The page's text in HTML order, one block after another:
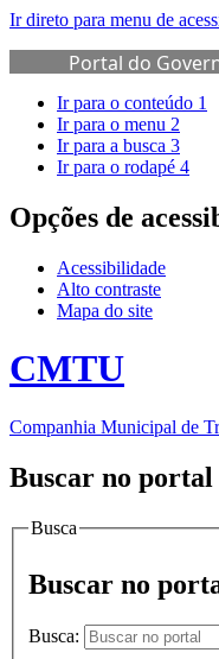
Ir direto para menu de
Portal do
de Governo
Ir para o conteúdo 1
Ir para o menu 2
Ir para a busca 3
Ir para o rodapé 4
Opções de
Acessibilidade
Alto contraste
Mapa do site
CMTU
Companhia Municipal de
Buscar no portal
Busca
Buscar no
Busca: